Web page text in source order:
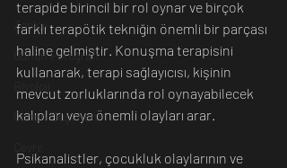
Zooloji
Günün Fotoğrafı
Günün Düşüneni
terapide birincil bir rol oynar ve birçok
farklı terapötik tekniğin önemli bir parçası
haline gelmiştir. Konuşma terapisini
kullanarak, terapi sağlayıcısı, kişinin
mevcut zorluklarında rol oynayabilecek
kalıpları veya önemli olayları arar.
Psikanalistler, çocukluk olaylarının ve